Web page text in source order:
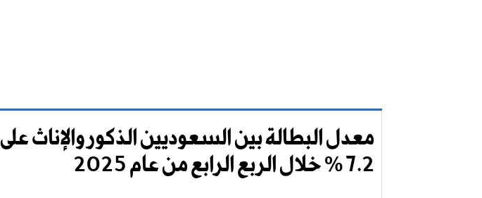
معدل البطالة بين السعوديين الذكور والإناث
7.2 % خلال الربع الرابع من عام 2025